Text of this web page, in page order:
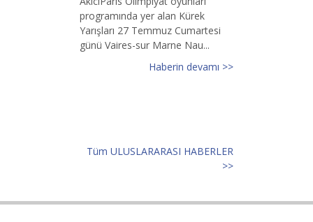
programında yer alan Kürek
Yarışları 27 Temmuz Cumartesi
günü Vaires-sur Marne Nau...
Haberin devamı >>
Tüm ULUSLARARASI HABERLER
>>